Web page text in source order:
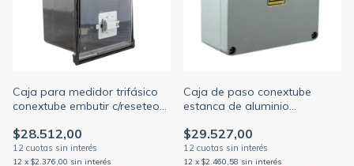
Caja para medidor trifásico
conextube embutir c/reseteo
$28.512,00
12 x $2.376,00 sin interés
Caja de paso conextube
estanca de aluminio
medidas
$29.527,00
12 x $2.460,58 sin interés